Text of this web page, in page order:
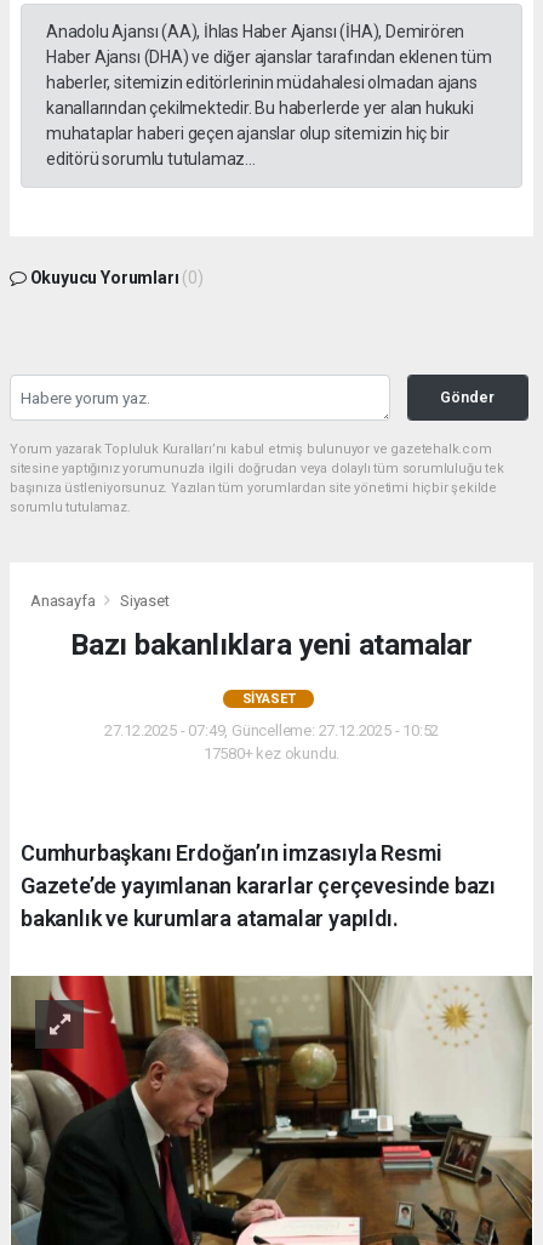
Anadolu Ajansı (AA), İhlas Haber Ajansı (İHA), Demirören
Haber Ajansı (DHA) ve diğer ajanslar tarafından eklenen tüm
haberler, sitemizin editörlerinin müdahalesi olmadan ajans
kanallarından çekilmektedir. Bu haberlerde yer alan hukuki
muhataplar haberi geçen ajanslar olup sitemizin hiç bir
editörü sorumlu tutulamaz...
Okuyucu Yorumları (0)
Gönder
Yorum yazarak Topluluk Kuralları’nı kabul etmiş bulunuyor ve gazetehalk.com
sitesine yaptığınız yorumunuzla ilgili doğrudan veya dolaylı tüm sorumluluğu tek
başınıza üstleniyorsunuz. Yazılan tüm yorumlardan site yönetimi hiçbir şekilde
sorumlu tutulamaz.
Anasayfa Siyaset
Bazı bakanlıklara yeni atamalar
SIYASET
27.12.2025 - 07:49, Güncelleme: 27.12.2025 - 10:52
17580+ kez okundu.
Cumhurbaşkanı Erdoğan’ın imzasıyla Resmi
Gazete’de yayımlanan kararlar çerçevesinde bazı
bakanlık ve kurumlara atamalar yapıldı.